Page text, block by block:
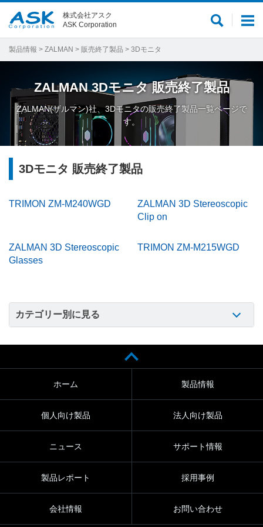
メ
ー
サ
内
検
索
株式会社アスク
ASK Corporation
製品情報 > ZALMAN > 販売終了製品 > 3Dモニタ
ZALMAN 3Dモニタ 販売終了製品
ZALMAN(ザルマン)社、3Dモニタの販売終了製品一覧ページで
す。
3Dモニタ 販売終了製品
TRIMON ZM-M240WGD
ZALMAN 3D Stereoscopic
Clip on
ZALMAN 3D Stereoscopic
Glasses
TRIMON ZM-M215WGD
カテゴリー別に見る
ホーム 製品情報
個人向け製品 法人向け製品
ニュース サポート情報
製品レポート 採用事例
会社情報 お問い合わせ